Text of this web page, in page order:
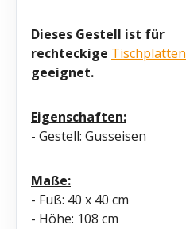
Dieses Gestell ist für
rechteckige Tischplatten
geeignet.
Eigenschaften:
- Gestell: Gusseisen
Maße:
- Fuß: 40 x 40 cm
- Höhe: 108 cm